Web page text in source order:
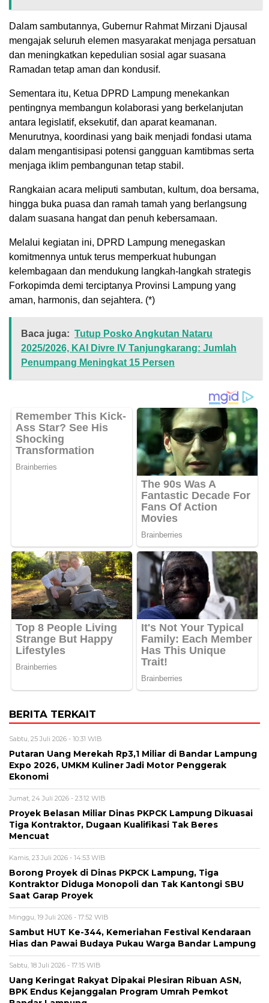
Dalam sambutannya, Gubernur Rahmat Mirzani Djausal
mengajak seluruh elemen masyarakat menjaga persatuan
dan meningkatkan kepedulian sosial agar suasana
Ramadan tetap aman dan kondusif.
Sementara itu, Ketua DPRD Lampung menekankan
pentingnya membangun kolaborasi yang berkelanjutan
antara legislatif, eksekutif, dan aparat keamanan.
Menurutnya, koordinasi yang baik menjadi fondasi utama
dalam mengantisipasi potensi gangguan kamtibmas serta
menjaga iklim pembangunan tetap stabil.
Rangkaian acara meliputi sambutan, kultum, doa bersama,
hingga buka puasa dan ramah tamah yang berlangsung
dalam suasana hangat dan penuh kebersamaan.
Melalui kegiatan ini, DPRD Lampung menegaskan
komitmennya untuk terus memperkuat hubungan
kelembagaan dan mendukung langkah-langkah strategis
Forkopimda demi terciptanya Provinsi Lampung yang
aman, harmonis, dan sejahtera. (*)
Baca juga: Tutup Posko Angkutan Nataru
2025/2026, KAI Divre IV Tanjungkarang: Jumlah
Penumpang Meningkat 15 Persen
BERITA TERKAIT
Sabtu, 25 Juli 2026 - 10:31 WIB
Putaran Uang Merekah Rp3,1 Miliar di Bandar Lampung
Expo 2026, UMKM Kuliner Jadi Motor Penggerak
Ekonomi
Jumat, 24 Juli 2026 - 23:12 WIB
Proyek Belasan Miliar Dinas PKPCK Lampung Dikuasai
Tiga Kontraktor, Dugaan Kualifikasi Tak Beres
Mencuat
Kamis, 23 Juli 2026 - 14:53 WIB
Borong Proyek di Dinas PKPCK Lampung, Tiga
Kontraktor Diduga Monopoli dan Tak Kantongi SBU
Saat Garap Proyek
Minggu, 19 Juli 2026 - 17:52 WIB
Sambut HUT Ke-344, Kemeriahan Festival Kendaraan
Hias dan Pawai Budaya Pukau Warga Bandar Lampung
Sabtu, 18 Juli 2026 - 17:15 WIB
Uang Keringat Rakyat Dipakai Plesiran Ribuan ASN,
BPK Endus Kejanggalan Program Umrah Pemkot